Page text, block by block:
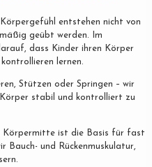
entstehen nicht von
geübt werden. Im
dass Kinder ihren Körper
lernen.
Stützen oder Springen – wir
stabil und kontrolliert zu
Körpermitte ist die Basis für fast
Bauch- und Rückenmuskulatur,